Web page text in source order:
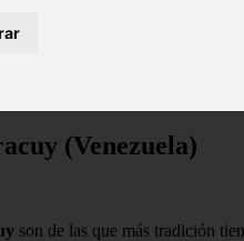
(Venezuela)
son de las que más tradición